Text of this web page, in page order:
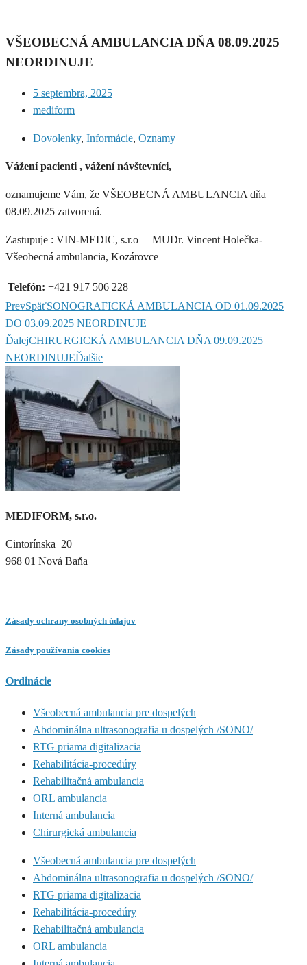
VŠEOBECNÁ AMBULANCIA DŇA 08.09.2025
NEORDINUJE
5 septembra, 2025
mediform
Dovolenky, Informácie, Oznamy
Vážení pacienti , vážení návštevníci,
oznamujeme Vám, že VŠEOBECNÁ AMBULANCIA dňa
08.09.2025 zatvorená.
Zastupuje : VIN-MEDIC, s.r.o – MUDr. Vincent Holečka-
Všeobecná ambulancia, Kozárovce
Telefón: +421 917 506 228
PrevSpäťSONOGRAFICKÁ AMBULANCIA OD 01.09.2025
DO 03.09.2025 NEORDINUJE
ĎalejCHIRURGICKÁ AMBULANCIA DŇA 09.09.2025
NEORDINUJEĎalšie
MEDIFORM, s.r.o.
Cintorínska 20
968 01 Nová Baňa
Zásady ochrany osobných údajov
Zásady používania cookies
Ordinácie
Všeobecná ambulancia pre dospelých
Abdominálna ultrasonografia u dospelých /SONO/
RTG priama digitalizacia
Rehabilitácia-procedúry
Rehabilitačná ambulancia
ORL ambulancia
Interná ambulancia
Chirurgická ambulancia
Všeobecná ambulancia pre dospelých
Abdominálna ultrasonografia u dospelých /SONO/
RTG priama digitalizacia
Rehabilitácia-procedúry
Rehabilitačná ambulancia
ORL ambulancia